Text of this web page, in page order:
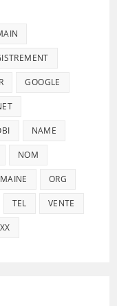
GOOGLE
NAME
NOM
ORG
TEL VENTE